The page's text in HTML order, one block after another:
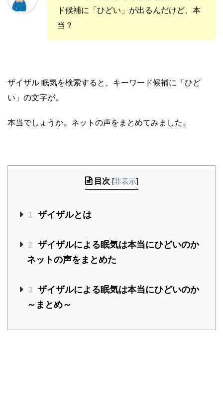
ド候補に「ひどい」が出るんだけど、本
当？
ザイザル 眠気を検索すると、キーワード候補に「ひど
い」の文字が。
本当でしょうか。ネットの声をまとめてみました。
目次 [非表示]
1 ザイザルとは
2 ザイザルによる眠気は本当にひどいのか
ネットの声をまとめた
3 ザイザルによる眠気は本当にひどいのか
～まとめ～